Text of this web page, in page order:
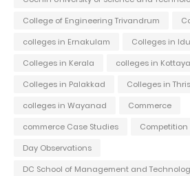
College of Engineering Trivandrum
colleges in Ernakulam
Colleges in
Colleges in Kerala
colleges in
Colleges in Palakkad
Colleges in
colleges in Wayanad
Commerce
commerce Case Studies
Competition
Day Observations
DC School of Management and